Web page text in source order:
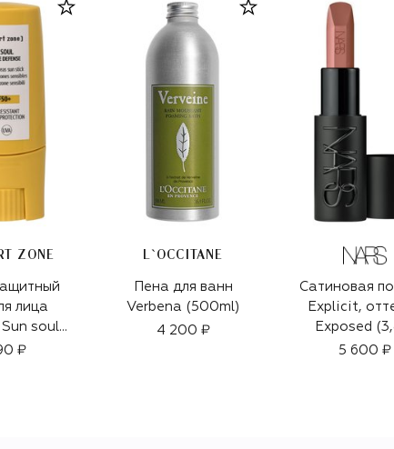
ZONE
лица
soul
₽
L`OCCITANE
Пена для ванн
Verbena (500ml)
4 200 ₽
Сатиновая
Explicit,
Exposed
5 600 ₽